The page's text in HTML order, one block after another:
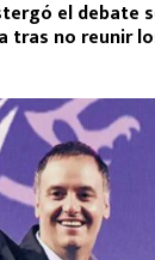
el debate
tras no reunir